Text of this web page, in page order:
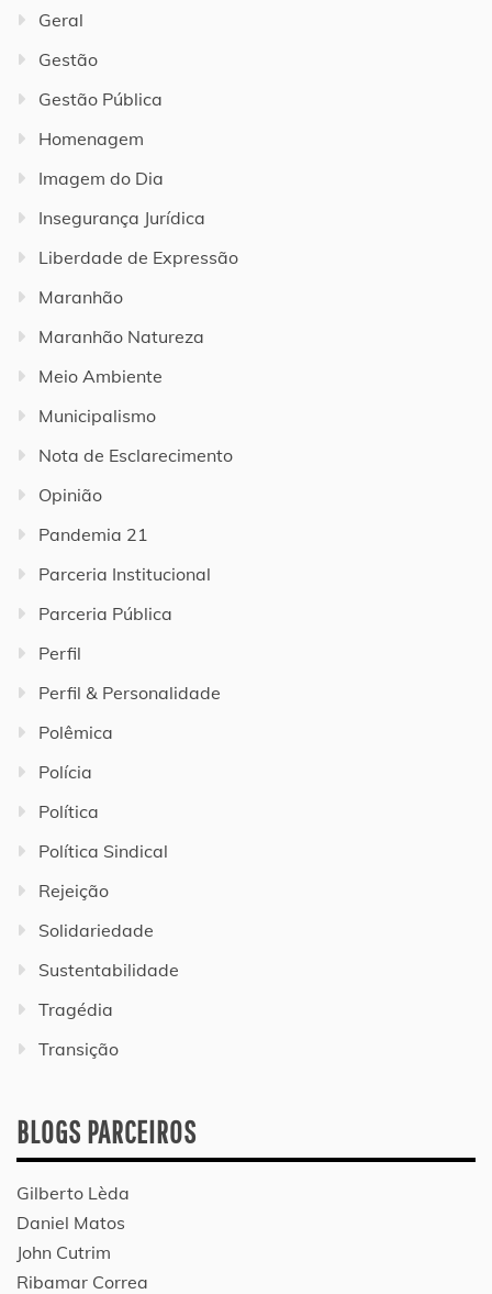
Geral
Gestão
Gestão Pública
Homenagem
Imagem do Dia
Insegurança Jurídica
Liberdade de Expressão
Maranhão
Maranhão Natureza
Meio Ambiente
Municipalismo
Nota de Esclarecimento
Opinião
Pandemia 21
Parceria Institucional
Parceria Pública
Perfil
Perfil & Personalidade
Polêmica
Polícia
Política
Política Sindical
Rejeição
Solidariedade
Sustentabilidade
Tragédia
Transição
BLOGS PARCEIROS
Gilberto Lèda
Daniel Matos
John Cutrim
Ribamar Correa